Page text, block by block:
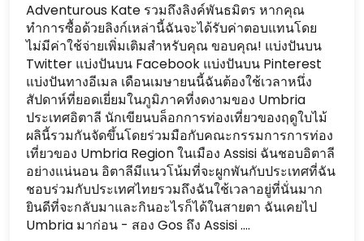
Adventurous Kate รวมถึงลิงค์พันธมิตร หากคุณ
ทำการซื้อด้วยลิงก์เหล่านี้ฉันจะได้รับค่าตอบแทนโดย
ไม่มีค่าใช้จ่ายเพิ่มเติมสำหรับคุณ ขอบคุณ! แบ่งปันบน
Twitter แบ่งปันบน Facebook แบ่งปันบน Pinterest
แบ่งปันทางอีเมล เดือนเมษายนนี้ฉันต้องใช้เวลาหนึ่ง
สัปดาห์ที่ยอดเยี่ยมในภูมิภาคที่งดงามของ Umbria
ประเทศอิตาลี นักเขียนบล็อกการท่องเที่ยวของฤดูใบไม้
ผลินี้รวมกันจัดขึ้นโดยร่วมมือกับคณะกรรมการการท่อง
เที่ยวของ Umbria Region ในเมือง Assisi ฉันชอบอิตาลี
อย่างแน่นอน อิตาลีมีแนวโน้มที่จะผูกพันกับประเทศที่ฉัน
ชอบร่วมกับประเทศไทยรวมถึงฉันใช้เวลาอยู่ที่นั่นมาก
ยินดีที่จะกลับมาและกินอะไรก็ได้ในสายตา ฉันเคยไป
Umbria มาก่อน - สอง Gos ถึง Assisi ....